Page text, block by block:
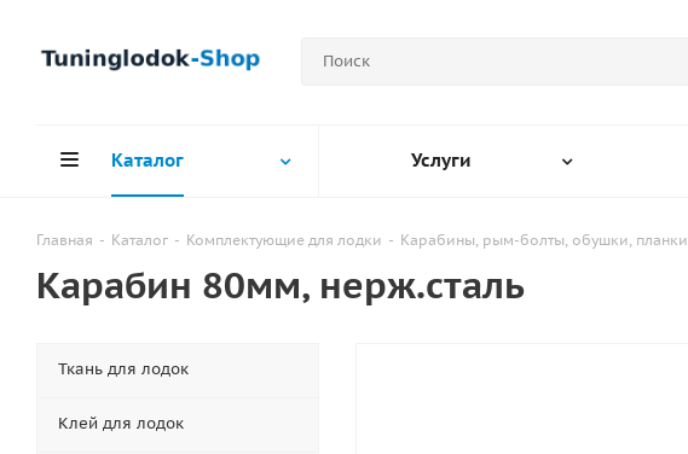
Каталог Услуги
Главная - Каталог - Комплектующие для лодки - Карабины, рым-болты, обушки, планки
Карабин 80мм, нерж.сталь
Ткань для лодок
Клей для лодок